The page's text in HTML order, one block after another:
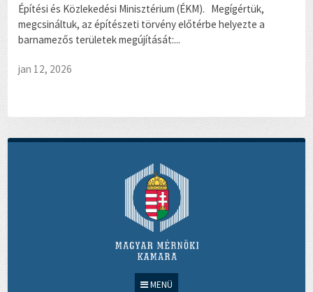
MENÜ
Építési és Közlekedési Minisztérium (ÉKM). Megígértük,
megcsináltuk, az építészeti törvény előtérbe helyezte a
barnamezős területek megújítását:...
jan 12, 2026